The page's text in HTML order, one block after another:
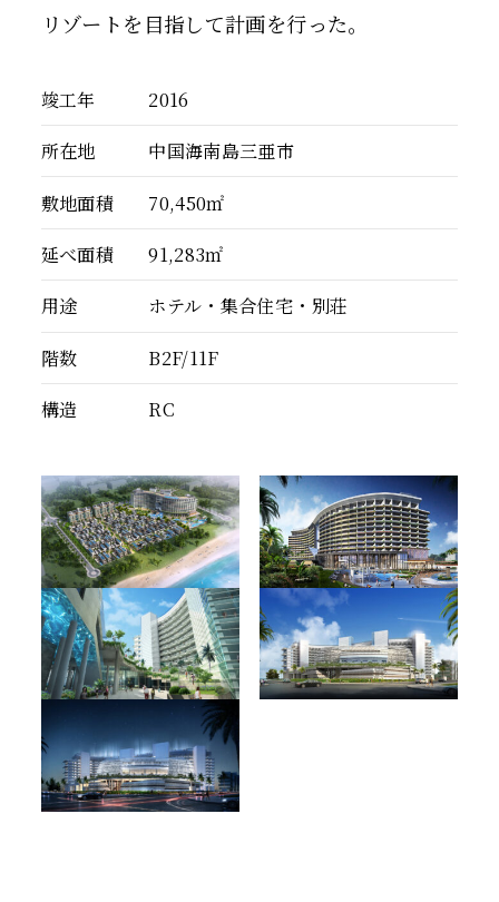
リゾートを目指して計画を行った。
竣工年
2016
所在地
中国海南島三亜市
敷地面積
70,450㎡
延べ面積
91,283㎡
用途
ホテル・集合住宅・別荘
階数
B2F/11F
構造
RC